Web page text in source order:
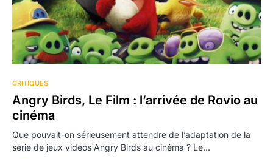
CRITIQUES
Angry Birds, Le Film : l’arrivée de Rovio au
cinéma
Que pouvait-on sérieusement attendre de l’adaptation de la
série de jeux vidéos Angry Birds au cinéma ? Le…